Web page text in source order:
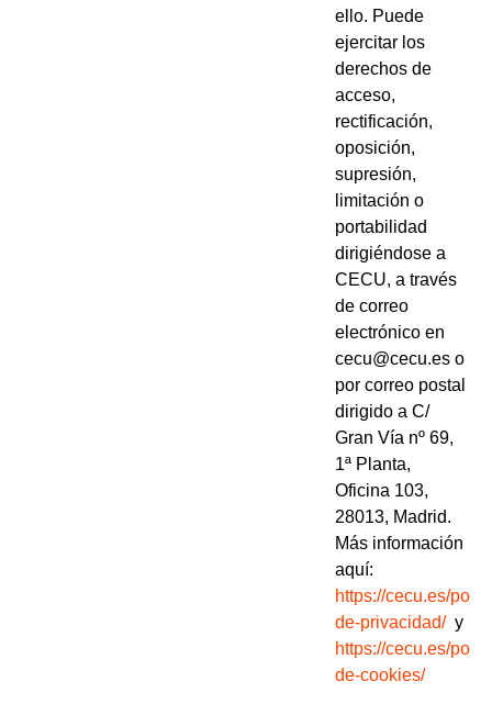
ello. Puede
ejercitar los
derechos de
acceso,
rectificación,
oposición,
supresión,
limitación o
portabilidad
dirigiéndose a
CECU, a través
de correo
electrónico en
cecu@cecu.es o
por correo postal
dirigido a C/
Gran Vía nº 69,
1ª Planta,
Oficina 103,
28013, Madrid.
Más información
aquí:
https://cecu.es/
de-privacidad/y
https://cecu.es/
de-cookies/